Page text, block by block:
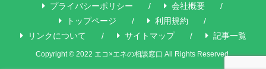
プライバシーポリシー
会社概要
トップページ
利用規約
リンクについて
サイトマップ 記事一覧
Copyright © 2022 エコ×エネの相談窓口 All Rights Reserved.